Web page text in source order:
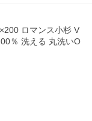
ロマンス小杉 V
％ 洗える 丸洗いO